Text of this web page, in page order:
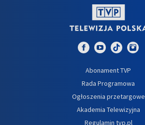
Abonament TVP
Rada Programowa
Ogłoszenia przetargowe
Akademia Telewizyjna
Regulamin tvp.pl